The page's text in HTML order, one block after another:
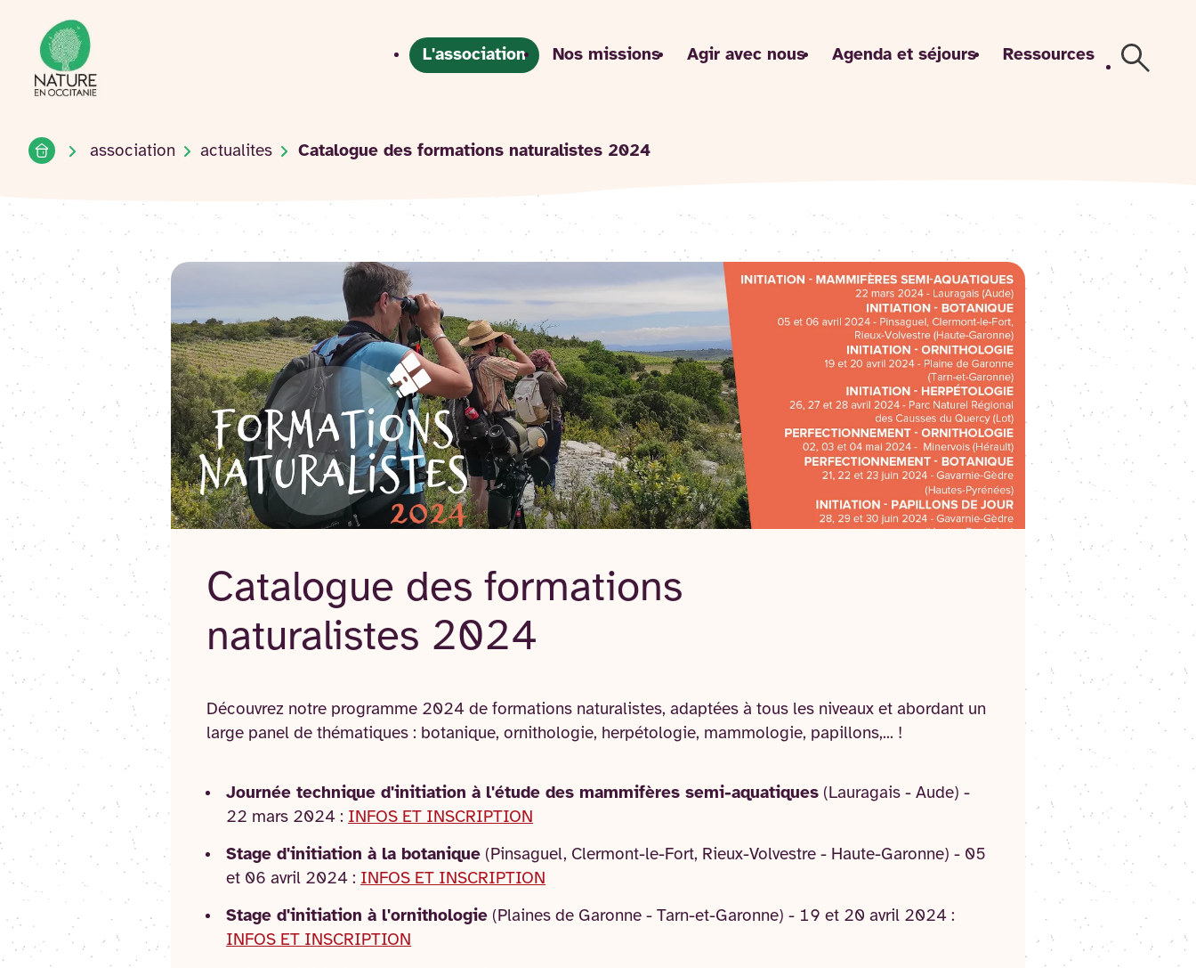
Accéder
au
contenu
Accueil du site
L'association
Nos missions Agir avec nous Agenda et séjours Ressources
Accueilassociation actualites Catalogue des formations naturalistes 2024
Catalogue des formations
naturalistes 2024
Découvrez notre programme 2024 de formations naturalistes, adaptées à tous les niveaux et abordant un
large panel de thématiques : botanique, ornithologie, herpétologie, mammologie, papillons,... !
Journée technique d'initiation à l'étude des mammifères semi-aquatiques (Lauragais - Aude) -
22 mars 2024 : INFOS ET INSCRIPTION
Stage d'initiation à la botanique (Pinsaguel, Clermont-le-Fort, Rieux-Volvestre - Haute-Garonne) - 05
et 06 avril 2024 : INFOS ET INSCRIPTION
Stage d'initiation à l'ornithologie (Plaines de Garonne - Tarn-et-Garonne) - 19 et 20 avril 2024 :
INFOS ET INSCRIPTION